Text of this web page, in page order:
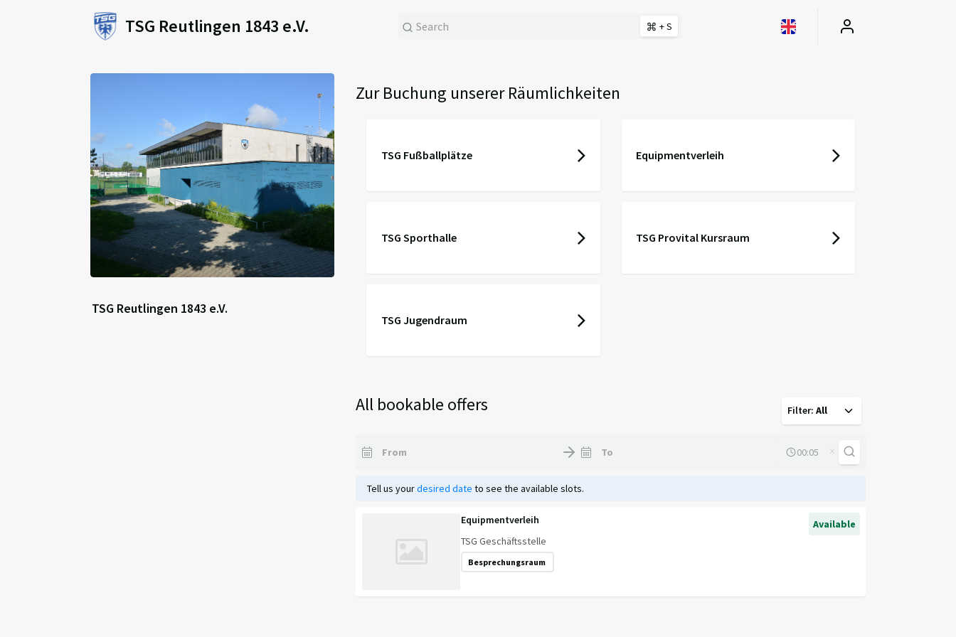
TSG Reutlingen 1843 e.V. + S
TSG Reutlingen 1843 e.V.
Zur Buchung unserer Räumlichkeiten
TSG Fußballplätze Equipmentverleih
TSG Sporthalle TSG Provital Kursraum
TSG Jugendraum
All bookable offers Filter: All
×
Tell us yourdesired date to see the available slots.
Equipmentverleih
TSG Geschäftsstelle
Besprechungsraum
Available